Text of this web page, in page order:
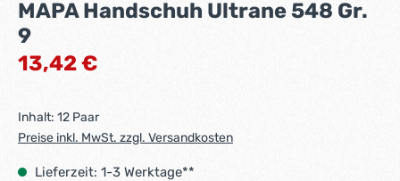
MAPA Handschuh Ultrane 548 Gr.
9
Regulärer Preis:
13,42 €
Inhalt: 12 Paar
Preise inkl. MwSt. zzgl. Versandkosten
Lieferzeit: 1-3 Werktage**